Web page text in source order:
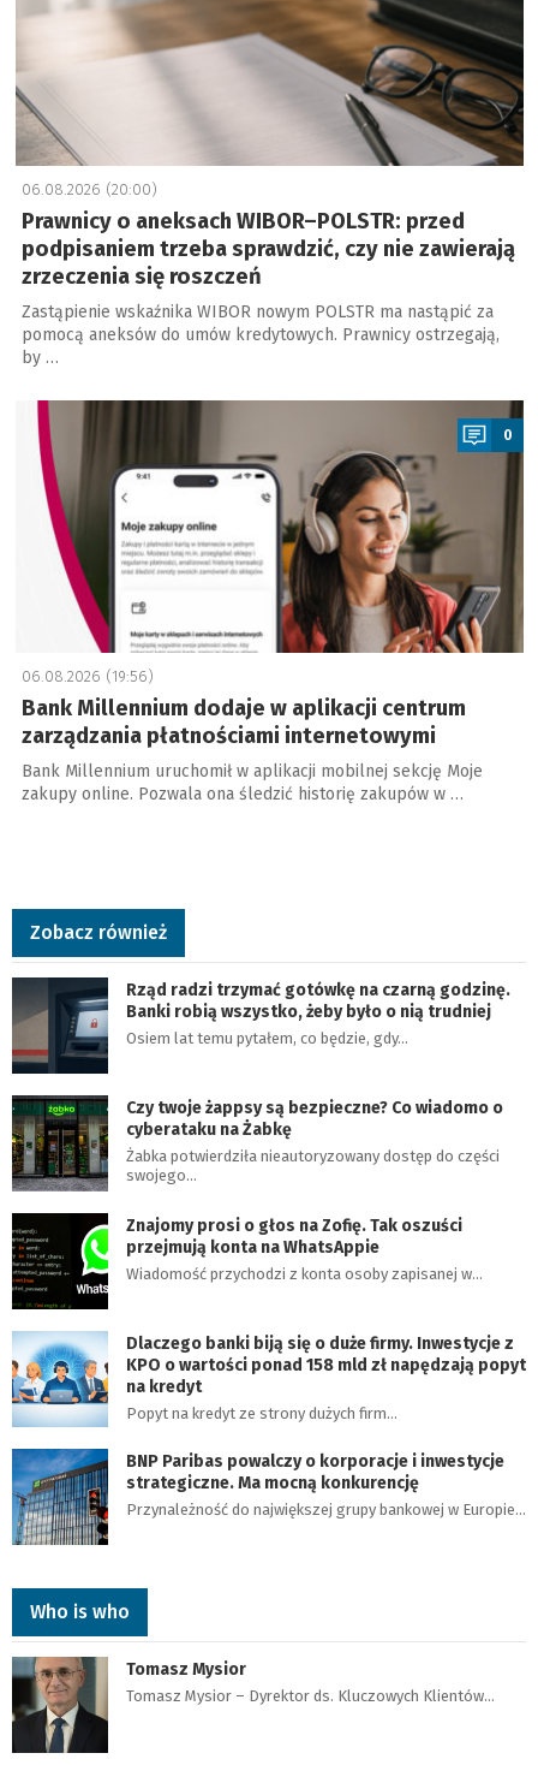
06.08.2026 (20:00)
Prawnicy o aneksach WIBOR–POLSTR: przed
podpisaniem trzeba sprawdzić, czy nie zawierają
zrzeczenia się roszczeń
Zastąpienie wskaźnika WIBOR nowym POLSTR ma nastąpić za
pomocą aneksów do umów kredytowych. Prawnicy ostrzegają,
by …
0
06.08.2026 (19:56)
Bank Millennium dodaje w aplikacji centrum
zarządzania płatnościami internetowymi
Bank Millennium uruchomił w aplikacji mobilnej sekcję Moje
zakupy online. Pozwala ona śledzić historię zakupów w …
Zobacz również
Rząd radzi trzymać gotówkę na czarną godzinę.
Banki robią wszystko, żeby było o nią trudniej
Osiem lat temu pytałem, co będzie, gdy…
Czy twoje żappsy są bezpieczne? Co wiadomo o
cyberataku na Żabkę
Żabka potwierdziła nieautoryzowany dostęp do części
swojego…
Znajomy prosi o głos na Zofię. Tak oszuści
przejmują konta na WhatsAppie
Wiadomość przychodzi z konta osoby zapisanej w…
Dlaczego banki biją się o duże firmy. Inwestycje z
KPO o wartości ponad 158 mld zł napędzają popyt
na kredyt
Popyt na kredyt ze strony dużych firm…
BNP Paribas powalczy o korporacje i inwestycje
strategiczne. Ma mocną konkurencję
Przynależność do największej grupy bankowej w Europie…
Who is who
Tomasz Mysior
Tomasz Mysior – Dyrektor ds. Kluczowych Klientów…